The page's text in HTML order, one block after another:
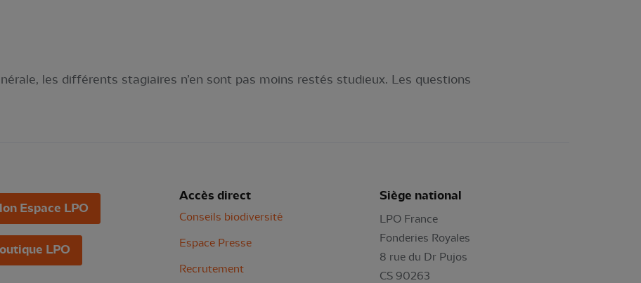
les différents stagiaires n’en sont pas moins restés studieux. Les questions
Espace LPO
LPO
Accès direct
Conseils biodiversité
Espace Presse
Recrutement
Siège national
LPO France
Fonderies Royales
8 rue du Dr Pujos
CS 90263